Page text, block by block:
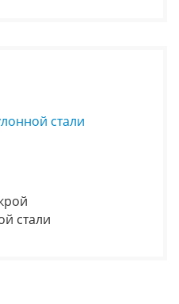
стали